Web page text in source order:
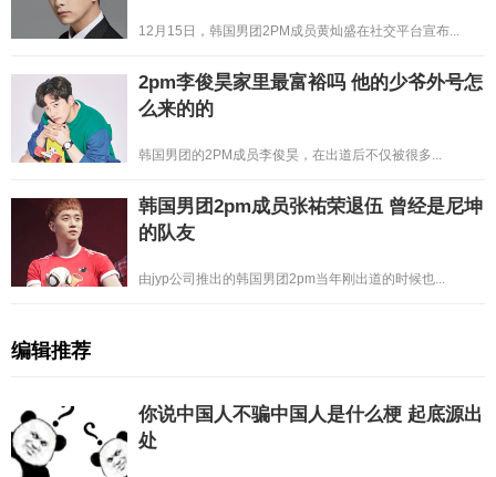
12月15日，韩国男团2PM成员黄灿盛在社交平台宣布...
2pm李俊昊家里最富裕吗 他的少爷外号怎
么来的的
韩国男团的2PM成员李俊昊，在出道后不仅被很多...
韩国男团2pm成员张祐荣退伍 曾经是尼坤
的队友
由jyp公司推出的韩国男团2pm当年刚出道的时候也...
编辑推荐
你说中国人不骗中国人是什么梗 起底源出
处